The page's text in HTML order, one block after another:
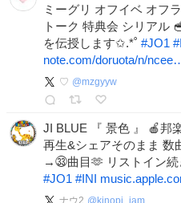
ミーグリ オフイベ オフ
トーク 特典会 シリアル
を伝授します✩.*˚ #JO1 #
note.com/doruota/n/
♡ @mzgyyw
JI BLUE 『 景色 』 🍎邦
再生&シェアそのまま 数
→㉝曲目🫶 リストイン
#JO1 #INI
ナウ2 @ kinopi_jam